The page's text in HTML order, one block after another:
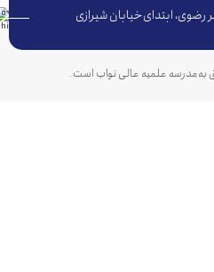
خیابان شیرازی
علمیه عالی نواب است.